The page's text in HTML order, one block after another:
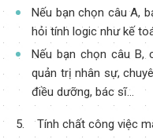
Nếu bạn chọn câu A,
hỏi tính logic như kế
Nếu bạn chọn câu B,
quản trị nhân sự,
điều dưỡng, bác sĩ…
5. Tính chất công việc